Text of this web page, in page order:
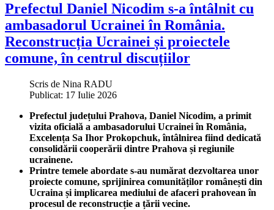
Prefectul Daniel Nicodim s-a întâlnit cu
ambasadorul Ucrainei în România.
Reconstrucția Ucrainei și proiectele
comune, în centrul discuțiilor
Scris de Nina RADU
Publicat: 17 Iulie 2026
Prefectul județului Prahova, Daniel Nicodim, a primit
vizita oficială a ambasadorului Ucrainei în România,
Excelența Sa Ihor Prokopchuk, întâlnirea fiind dedicată
consolidării cooperării dintre Prahova și regiunile
ucrainene.
Printre temele abordate s-au numărat dezvoltarea unor
proiecte comune, sprijinirea comunităților românești din
Ucraina și implicarea mediului de afaceri prahovean în
procesul de reconstrucție a țării vecine.